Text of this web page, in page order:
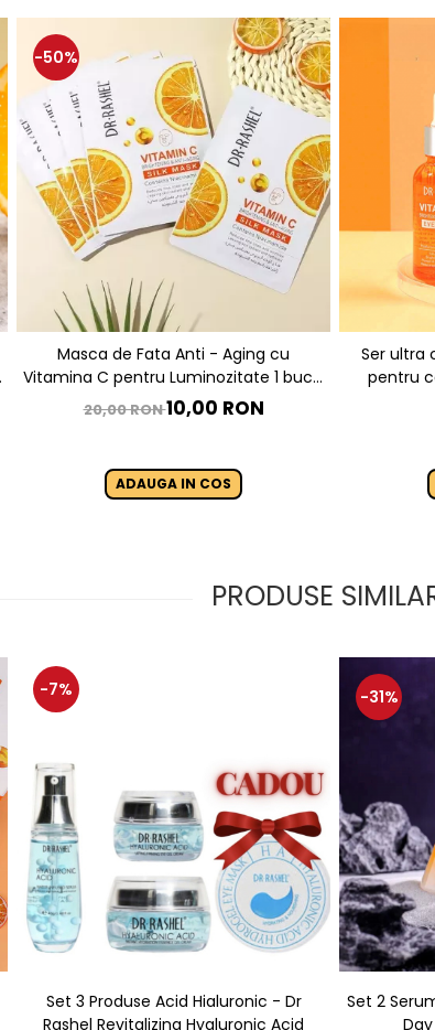
-50%
Masca de Fata Anti - Aging cu
Vitamina C pentru Luminozitate 1 buc x
28g - Dr. Rashel Vitamin C Brightening
& Anti-Aging Silk Mask
20,00 RON10,00 RON
ADAUGA IN COS
Ser ultra
pentru
PRODUSE
-7%
Set 3 Produse Acid Hialuronic - Dr
Rashel Revitalizing Hyaluronic Acid
-31%
Set 2